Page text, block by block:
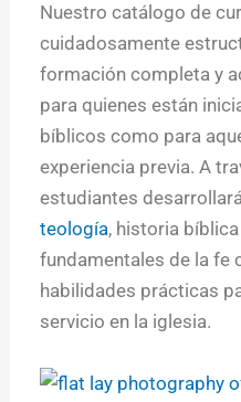
Nuestro catálogo de
cuidadosamente
formación completa y
para quienes están
bíblicos como para
experiencia previa. A
estudiantes
teología, historia
fundamentales de la fe
habilidades prácticas
servicio en la iglesia.